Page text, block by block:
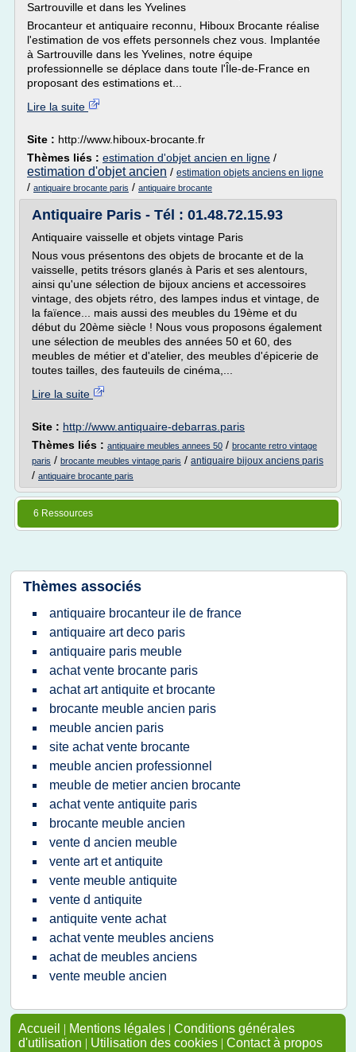
Sartrouville et dans les Yvelines
Brocanteur et antiquaire reconnu, Hiboux Brocante réalise
l'estimation de vos effets personnels chez vous. Implantée
à Sartrouville dans les Yvelines, notre équipe
professionnelle se déplace dans toute l'Île-de-France en
proposant des estimations et...
Lire la suite
Site : http://www.hiboux-brocante.fr
Thèmes liés : estimation d'objet ancien en ligne /
estimation d'objet ancien / estimation objets anciens en ligne
/ antiquaire brocante paris / antiquaire brocante
Antiquaire Paris - Tél : 01.48.72.15.93
Antiquaire vaisselle et objets vintage Paris
Nous vous présentons des objets de brocante et de la
vaisselle, petits trésors glanés à Paris et ses alentours,
ainsi qu'une sélection de bijoux anciens et accessoires
vintage, des objets rétro, des lampes indus et vintage, de
la faïence... mais aussi des meubles du 19ème et du
début du 20ème siècle ! Nous vous proposons également
une sélection de meubles des années 50 et 60, des
meubles de métier et d'atelier, des meubles d'épicerie de
toutes tailles, des fauteuils de cinéma,...
Lire la suite
Site : http://www.antiquaire-debarras.paris
Thèmes liés : antiquaire meubles annees 50 / brocante retro vintage
paris / brocante meubles vintage paris / antiquaire bijoux anciens paris
/ antiquaire brocante paris
6 Ressources
Thèmes associés
antiquaire brocanteur ile de france
antiquaire art deco paris
antiquaire paris meuble
achat vente brocante paris
achat art antiquite et brocante
brocante meuble ancien paris
meuble ancien paris
site achat vente brocante
meuble ancien professionnel
meuble de metier ancien brocante
achat vente antiquite paris
brocante meuble ancien
vente d ancien meuble
vente art et antiquite
vente meuble antiquite
vente d antiquite
antiquite vente achat
achat vente meubles anciens
achat de meubles anciens
vente meuble ancien
Accueil | Mentions légales | Conditions générales
d'utilisation | Utilisation des cookies | Contact à propos